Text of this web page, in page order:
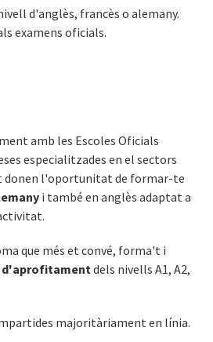
d'anglès, francès o alemany.
examens oficials.
amb les Escoles Oficials
especialitzades en el sectors
donen l'oportunitat de formar-te
i també en anglès adaptat a
que més et convé, forma't i
dels nivells A1, A2,
majoritàriament en línia.